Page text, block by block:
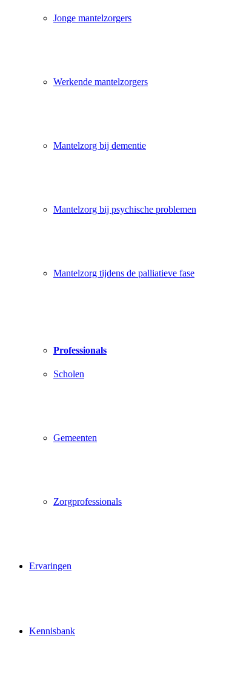
Jonge mantelzorgers
Werkende mantelzorgers
Mantelzorg bij dementie
Mantelzorg bij psychische problemen
Mantelzorg tijdens de palliatieve fase
Professionals
Scholen
Gemeenten
Zorgprofessionals
Ervaringen
Kennisbank